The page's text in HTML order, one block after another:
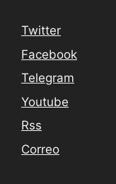
Twitter
Facebook
Telegram
Youtube
Rss
Correo